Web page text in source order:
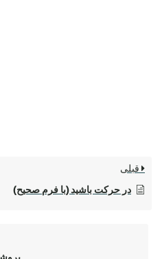
قبلی
در حرکت باشید (با فرم صحیح)